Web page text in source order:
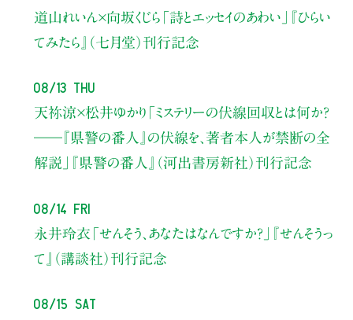
道山れいん×向坂くじら 「詩とエッセイのあわい」
『ひらい
てみたら』（七月堂）刊行記念
08/13 Thu
天祢涼×松井ゆかり 「ミステリーの伏線回収とは何か？
――『県警の番人』の伏線を、著者本人が禁断の全
解説」
『県警の番人』（河出書房新社）刊行記念
08/14 Fri
永井玲衣 「せんそう、あなたはなんですか？」
『せんそうっ
て』（講談社）刊行記念
08/15 Sat